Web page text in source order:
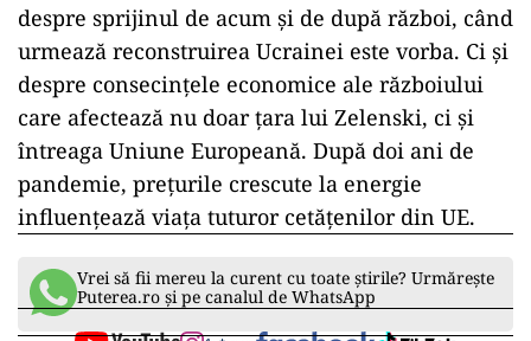
despre sprijinul de acum și de după război, când
urmează reconstruirea Ucrainei este vorba. Ci și
despre consecințele economice ale războiului
care afectează nu doar țara lui Zelenski, ci și
întreaga Uniune Europeană. După doi ani de
pandemie, prețurile crescute la energie
influențează viața tuturor cetățenilor din UE.
Vrei să fii mereu la curent cu toate știrile? Urmărește
Puterea.ro și pe canalul de WhatsApp